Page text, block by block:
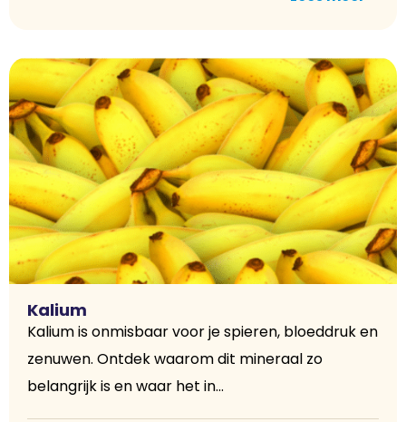
Kalium
Kalium is onmisbaar voor je spieren, bloeddruk en
zenuwen. Ontdek waarom dit mineraal zo
belangrijk is en waar het in...